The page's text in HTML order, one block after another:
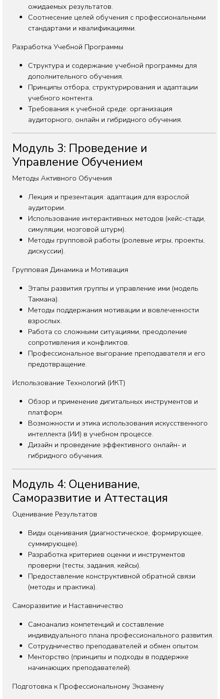
ожидаемых результатов.
Соотнесение целей обучения с профессиональными
стандартами и квалификациями.
Разработка Учебной Программы
Структура и содержание учебной программы для
дополнительного обучения.
Принципы отбора, структурирования и адаптации
учебного контента.
Требования к учебной среде: организация
аудиторного, онлайн и гибридного обучения.
Модуль 3: Проведение и
Управление Обучением
Методы Активного Обучения
Лекция и презентация: адаптация для взрослой
аудитории.
Использование интерактивных методов (кейс-стади,
симуляции, мозговой штурм).
Методы групповой работы (ролевые игры, проекты,
дискуссии).
Групповая Динамика и Мотивация
Этапы развития группы и управление ими (модель
Такмана).
Методы поддержания мотивации и вовлеченности
взрослых.
Работа со сложными ситуациями, преодоление
сопротивления и конфликтов.
Профессиональное выгорание преподавателя и его
предотвращение.
Использование Технологий (ИКТ)
Обзор и применение дигитальных инструментов и
платформ.
Возможности и этика использования искусственного
интеллекта (ИИ) в учебном процессе.
Дизайн и проведение эффективного онлайн- и
гибридного обучения.
Модуль 4: Оценивание,
Саморазвитие и Аттестация
Оценивание Результатов
Виды оценивания (диагностическое, формирующее,
суммирующее).
Разработка критериев оценки и инструментов
проверки (тесты, задания, кейсы).
Предоставление конструктивной обратной связи
(методы и практика).
Саморазвитие и Наставничество
Самоанализ компетенций и составление
индивидуального плана профессионального развития.
Сотрудничество преподавателей и обмен опытом.
Менторство (принципы и подходы в поддержке
начинающих преподавателей).
Подготовка к Профессиональному Экзамену